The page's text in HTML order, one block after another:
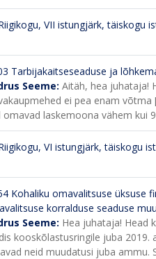
VII istungjärk, täiskogu
Tarbijakaitseseaduse ja
Seeme: Aitäh, hea juhataja!
ei pea enam
omavad laskemoona vähem kui
VI istungjärk, täiskogu
Kohaliku omavalitsuse üksuse
korralduse seaduse
Seeme: Hea juhataja! Head
kooskõlastusringile juba
neid muudatusi juba ammu.